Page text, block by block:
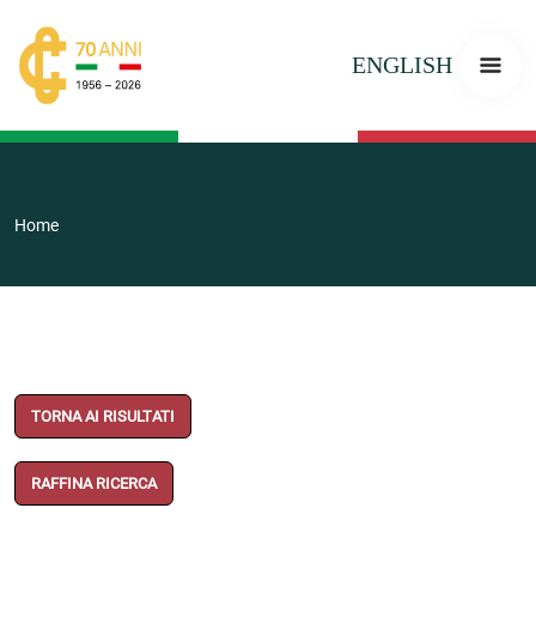
ENGLISH
Home
TORNA AI RISULTATI
RAFFINA RICERCA